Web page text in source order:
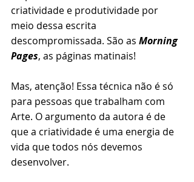
criatividade e produtividade por
meio dessa escrita
descompromissada. São as Morning
Pages, as páginas matinais!
Mas, atenção! Essa técnica não é só
para pessoas que trabalham com
Arte. O argumento da autora é de
que a criatividade é uma energia de
vida que todos nós devemos
desenvolver.